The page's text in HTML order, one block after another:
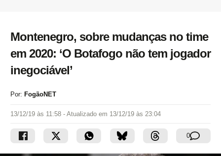
Montenegro, sobre mudanças no time
em 2020: ‘O Botafogo não tem jogador
inegociável’
Por: FogãoNET
13/12/19 às 11:58 - Atualizado em 13/12/19 às 23:04
0